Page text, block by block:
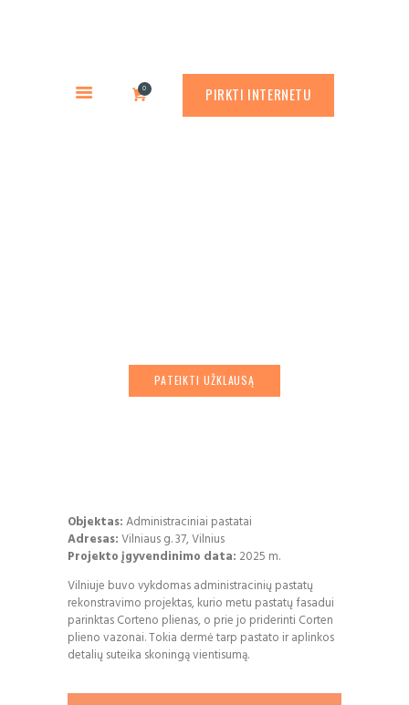
0 PIRKTI INTERNETU
Rusty.lt
PREKYBA CORTEN PLIENU
GAMINIAI
RŪDINIMO PRIEMONĖS
PATEIKTI UŽKLAUSĄ
Objektas:Administraciniai pastatai
Adresas:Vilniaus g. 37, Vilnius
Projekto įgyvendinimo data: 2025 m.
Vilniuje buvo vykdomas administracinių pastatų
rekonstravimo projektas, kurio metu pastatų fasadui
parinktas Corteno plienas, o prie jo priderinti Corten
plieno vazonai. Tokia dermė tarp pastato ir aplinkos
detalių suteika skoningą vientisumą.